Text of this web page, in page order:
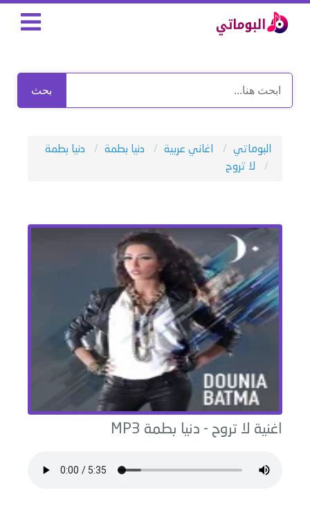
بحث
البوماتي اغاني عربية دنيا بطمة
دنيا بطمة
لا تروح
اغنية لا تروح - دنيا بطمة